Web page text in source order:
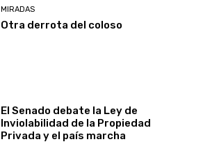
MIRADAS
Otra derrota del coloso
El Senado debate la Ley de
Inviolabilidad de la Propiedad
Privada y el país marcha